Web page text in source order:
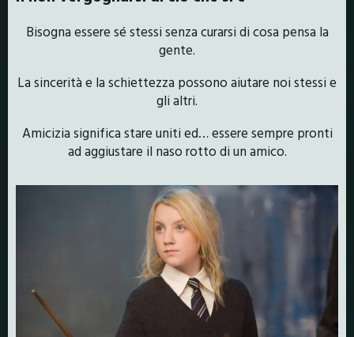
Bisogna essere sé stessi senza curarsi di cosa pensa la
gente.
La sincerità e la schiettezza possono aiutare noi stessi e
gli altri.
Amicizia significa stare uniti ed… essere sempre pronti
ad aggiustare il naso rotto di un amico.